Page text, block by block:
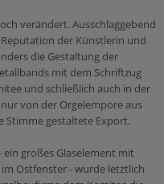
verändert. Ausschlaggebend
der Künstlerin und
die Gestaltung der
mit dem Schriftzug
und schließlich auch in der
von der Orgelempore aus
Stimme gestaltete Export.
großes Glaselement mit
Ostfenster - wurde letztlich